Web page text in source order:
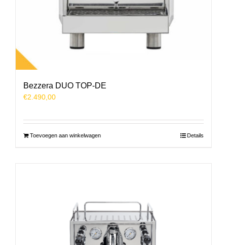
Bezzera DUO TOP-DE
€2.490,00
Toevoegen aan winkelwagen Details